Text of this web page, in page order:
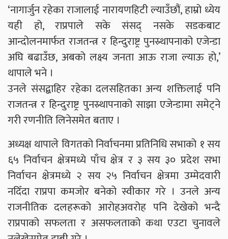
‘नागार्जुन रहेका राजालाई नारायणहिटी ल्याउँछौं, हाम्रो ध्येय
यही हो, राप्रपाले सके संसद् नसके सडकबाट
आन्दोलनमार्फत राजतन्त्र र हिन्दुराष्ट्र पुनस्र्थापनाको एजेन्डा
अघि बढाउँछ, अबको लक्ष्य जनता आऊ राजा ल्याऊ हो,’
थापाले भने ।
उनले संसद्बाहिर रहेका दलसहितका अन्य शक्तिलाई पनि
राजतन्त्र र हिन्दुराष्ट्र पुनस्र्थापनाको साझा एजेन्डामा समेट्ने
गरी रणनीति लिनेसमेत बताए ।
अध्यक्ष थापाले विगतको निर्वाचनमा प्रतिनिधि सभाको १ सय
६५ निर्वाचन क्षेत्रमध्ये पाँच क्षेत्र र ३ सय ३० प्रदेश सभा
निर्वाचन क्षेत्रमध्ये २ सय २५ निर्वाचन क्षेत्रमा उम्मेदवारी
नदिँदा राप्रपा कमजोर बनेको स्वीकार गरे । उनले अन्य
राजनीतिक दलहरूको आरोहअवरोह पनि देखेको भन्दै
राप्रपाको सफलता र असफलताको कथा एउटा चुनावले